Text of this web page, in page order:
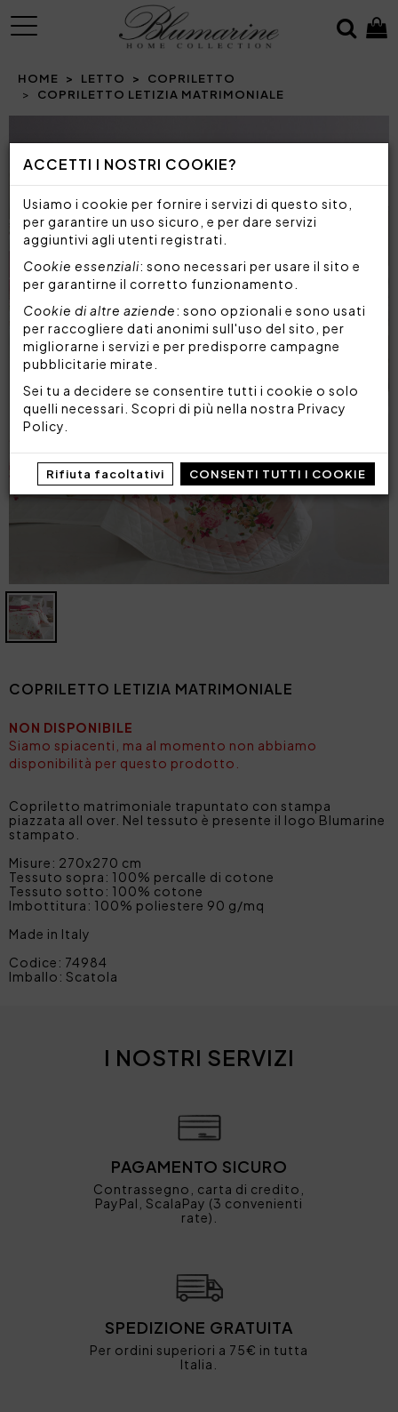
ACCETTI I NOSTRI COOKIE?
Usiamo i cookie per fornire i servizi di questo sito,
per garantire un uso sicuro, e per dare servizi
aggiuntivi agli utenti registrati.
Cookie essenziali: sono necessari per usare il sito e
per garantirne il corretto funzionamento.
Cookie di altre aziende: sono opzionali e sono usati
per raccogliere dati anonimi sull'uso del sito, per
migliorarne i servizi e per predisporre campagne
pubblicitarie mirate.
Sei tu a decidere se consentire tutti i cookie o solo
quelli necessari. Scopri di più nella nostra Privacy
Policy
Rifiuta facoltativi CONSENTI TUTTI I COOKIE
MENU
HOME LETTO
COPRILETTO
COPRILETTO LETIZIA MATRIMONIALE
Prev
COPRILETTO LETIZIA MATRIMONIALE
NON DISPONIBILE
Siamo spiacenti, ma al momento non abbiamo
disponibilità per questo prodotto.
Copriletto matrimoniale trapuntato con stampa
piazzata all over. Nel tessuto è presente il logo Blumarine
stampato.
Misure: 270x270 cm
Tessuto sopra: 100% percalle di cotone
Tessuto sotto: 100% cotone
Imbottitura: 100% poliestere 90 g/mq
Made in Italy
Codice: 74984
Imballo: Scatola
I NOSTRI SERVIZI
PAGAMENTO SICURO
Contrassegno, carta di credito,
PayPal, ScalaPay (3 convenienti
rate).
SPEDIZIONE GRATUITA
Per ordini superiori a 75€ in tutta
Italia.